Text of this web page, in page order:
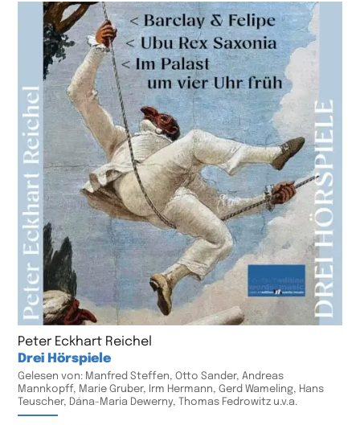
Peter Eckhart Reichel
Drei Hörspiele
Gelesen von: Manfred Steffen, Otto Sander, Andreas
Mannkopff, Marie Gruber, Irm Hermann, Gerd Wameling, Hans
Teuscher, Dána-Maria Dewerny, Thomas Fedrowitz u.v.a.